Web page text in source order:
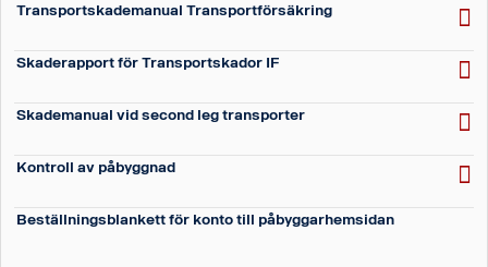
Transportskademanual Transportförsäkring
Skaderapport för Transportskador IF
Skademanual vid second leg transporter
Kontroll av påbyggnad
Beställningsblankett för konto till påbyggarhemsidan